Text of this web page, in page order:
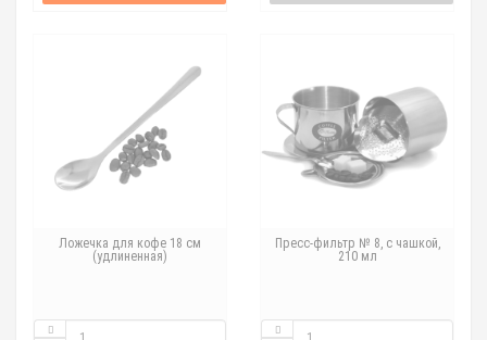
Ложечка для кофе 18 см
(удлиненная)
Пресс-фильтр № 8, с чашкой,
210 мл